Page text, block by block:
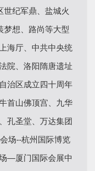
世纪军鼎、盐城火
梦想、路尚等大型
海厅、中共中央统
院、洛阳隋唐遗址
治区成立四十周年
首山佛顶宫、九华
孔圣堂、万达集团
场--杭州国际博览
—厦门国际会展中